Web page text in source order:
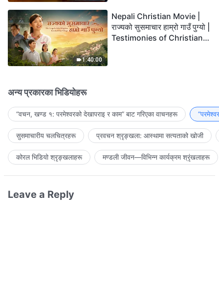
1:40:00
Nepali Christian Movie |
राज्यको सुसमाचार हाम्रो गाउँ पुग्यो |
Testimonies of Christians
अन्य प्रकारका भिडियोहरू
“वचन, खण्ड १: परमेश्‍वरको देखापराइ र काम” बाट गरिएका वाचनहरू
सुसमाचारीय चलचित्रहरू प्रवचन श्रृङ्खला: आस्थामा सत्यताको खोजी
कोरल भिडियो श्रृङ्खलाहरू मण्डली जीवन—विभिन्‍न कार्यक्रम श्रृंखलाहरू
Leave a Reply